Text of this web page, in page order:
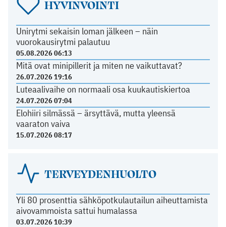
HYVINVOINTI
Unirytmi sekaisin loman jälkeen – näin
vuorokausirytmi palautuu
05.08.2026 06:13
Mitä ovat minipillerit ja miten ne vaikuttavat?
26.07.2026 19:16
Luteaalivaihe on normaali osa kuukautiskiertoa
24.07.2026 07:04
Elohiiri silmässä – ärsyttävä, mutta yleensä
vaaraton vaiva
15.07.2026 08:17
TERVEYDENHUOLTO
Yli 80 prosenttia sähköpotkulautailun aiheuttamista
aivovammoista sattui humalassa
03.07.2026 10:39